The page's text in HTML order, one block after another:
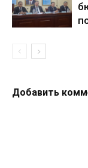
Добавить